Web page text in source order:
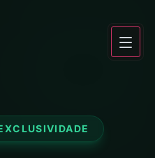
Exclusiva em Londrina